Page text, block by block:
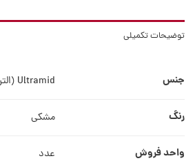
توضیحات تکمیلی
جنس Ultramid (الترامید)
رنگ مشکی
واحد فروش عدد